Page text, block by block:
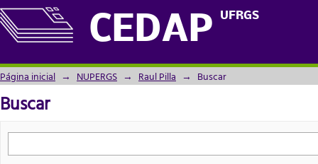
CEDAP UFRGS
Buscar
Página inicial → NUPERGS → Raul Pilla → Buscar
Buscar